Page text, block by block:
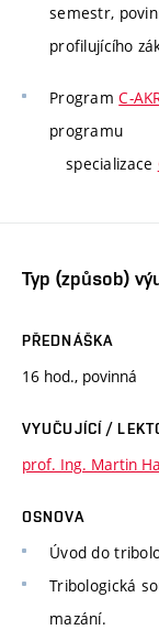
semestr,
profilujícího
ProgramC-
programu
specializace
Typ (způsob)
PŘEDNÁŠKA
16 hod., povinná
VYUČUJÍCÍ /
prof. Ing. Martin
OSNOVA
Úvod do
Tribologická
mazání.